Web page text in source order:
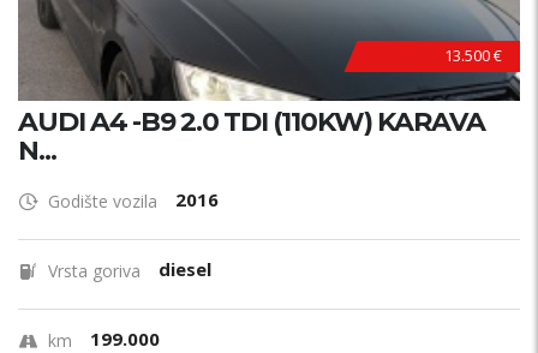
13.500 €
AUDI A4 -B9 2.0 TDI (110KW) KARAVA
N...
Godište vozila 2016
Vrsta goriva diesel
km 199.000